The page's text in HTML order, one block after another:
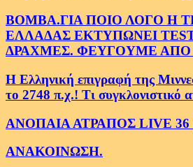
ΒΟΜΒΑ.ΓΙΑ ΠΟΙΟ ΛΟΓΟ Η
ΕΛΛΑΔΑΣ ΕΚΤΥΠΩΝΕΙ
ΔΡΑΧΜΕΣ. ΦΕΥΓΟΥΜΕ ΑΠΟ
Η Ελληνική επιγραφή της
το 2748 π.χ.! Τι συγκλονιστικό
ΑΝΟΠΑΙΑ ΑΤΡΑΠΟΣ LIVE 36
ΑΝΑΚΟΙΝΩΣΗ.